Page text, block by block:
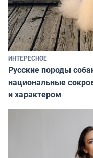
ИНТЕРЕСНОЕ
Русские породы
национальные
и характером